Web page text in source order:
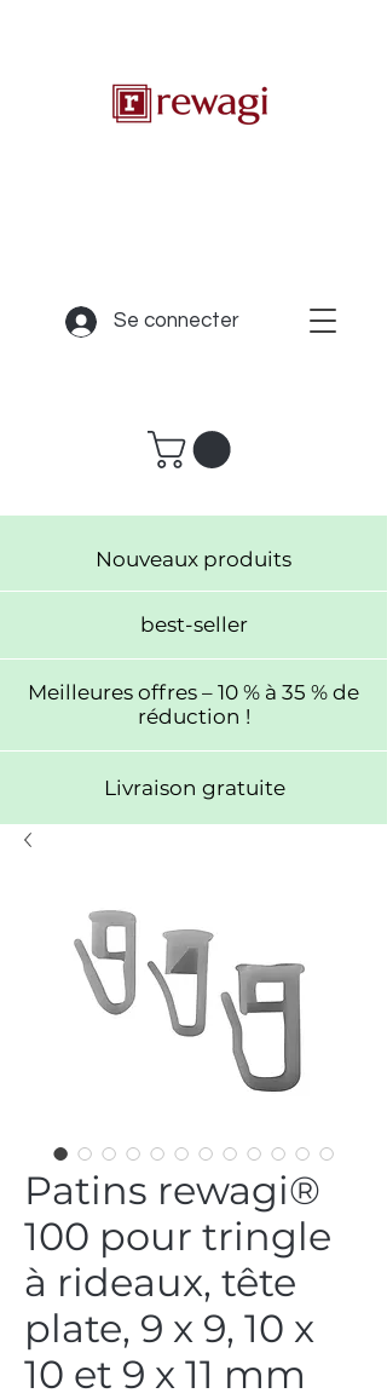
Nouveaux produits
best-seller
Meilleures offres – 10 % à 35 % de
réduction !
Livraison gratuite
Se connecter
Patins rewagi®
100 pour tringle
à rideaux, tête
plate, 9 x 9, 10 x
10 et 9 x 11 mm